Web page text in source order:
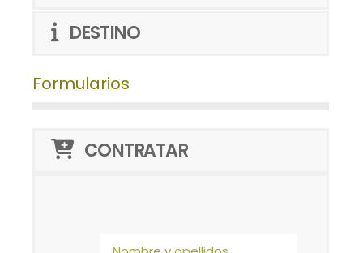
DESTINO
Formularios
CONTRATAR